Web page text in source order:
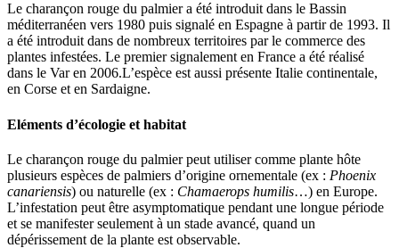
Le charançon rouge du palmier a été introduit dans le Bassin
méditerranéen vers 1980 puis signalé en Espagne à partir de 1993. Il
a été introduit dans de nombreux territoires par le commerce des
plantes infestées. Le premier signalement en France a été réalisé
dans le Var en 2006.L’espèce est aussi présente Italie continentale,
en Corse et en Sardaigne.
Eléments d’écologie et habitat
Le charançon rouge du palmier peut utiliser comme plante hôte
plusieurs espèces de palmiers d’origine ornementale (ex : Phoenix
canariensis) ou naturelle (ex : Chamaerops humilis…) en Europe.
L’infestation peut être asymptomatique pendant une longue période
et se manifester seulement à un stade avancé, quand un
dépérissement de la plante est observable.